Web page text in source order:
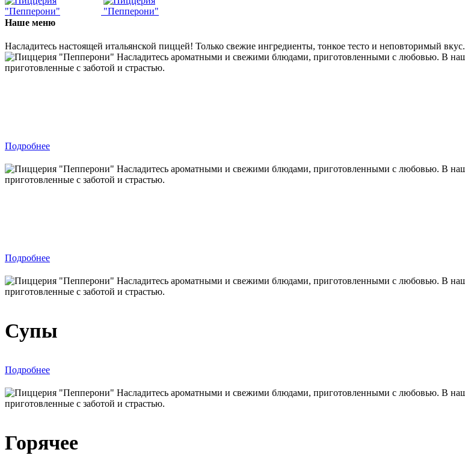
Наше меню
Насладитесь настоящей итальянской пиццей! Только свежие ингредиенты, тонкое тесто и неповторимый вкус.
Подробнее
Подробнее
Супы
Подробнее
Горячее